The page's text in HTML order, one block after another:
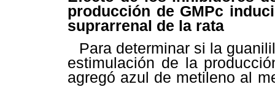
producción de GMPc
suprarrenal de la rata
Para determinar si la
estimulación de la
agregó azul de metileno al